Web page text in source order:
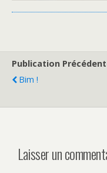
Publication
Bim !
Laisser un